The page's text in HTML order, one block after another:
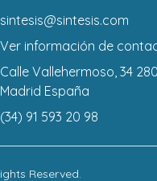
sintesis@sintesis.com
Ver información de
Calle Vallehermoso, 34
Madrid España
(34) 91 593 20 98
Reserved.